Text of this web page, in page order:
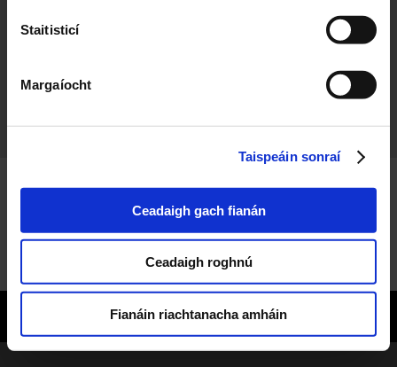
Staitisticí
Margaíocht
Taispeáin sonraí
Ceadaigh gach fianán
Ceadaigh roghnú
Fianáin riachtanacha amháin
© 2026 Copyright TG4